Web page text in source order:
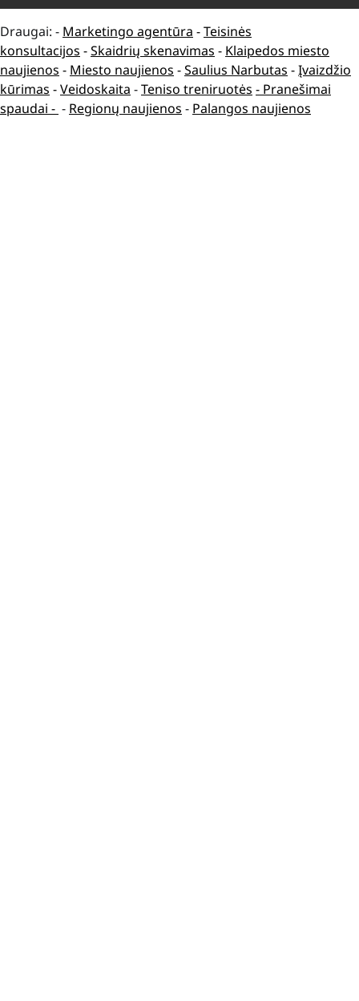
Draugai: - Marketingo agentūra -Teisinės
konsultacijos -Skaidrių skenavimas - Klaipedos miesto
naujienos - Miesto naujienos -Saulius Narbutas -Įvaizdžio
kūrimas -Veidoskaita -Teniso treniruotės - Pranešimai
spaudai - - Regionų naujienos - Palangos naujienos